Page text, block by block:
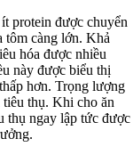
protein được chuyển
tôm càng lớn. Khả
hóa được nhiều
này được biểu thị
hơn. Trọng lượng
thụ. Khi cho ăn
thụ ngay lập tức được